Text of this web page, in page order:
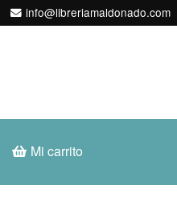
info@libreriamaldonado.com
Mi carrito